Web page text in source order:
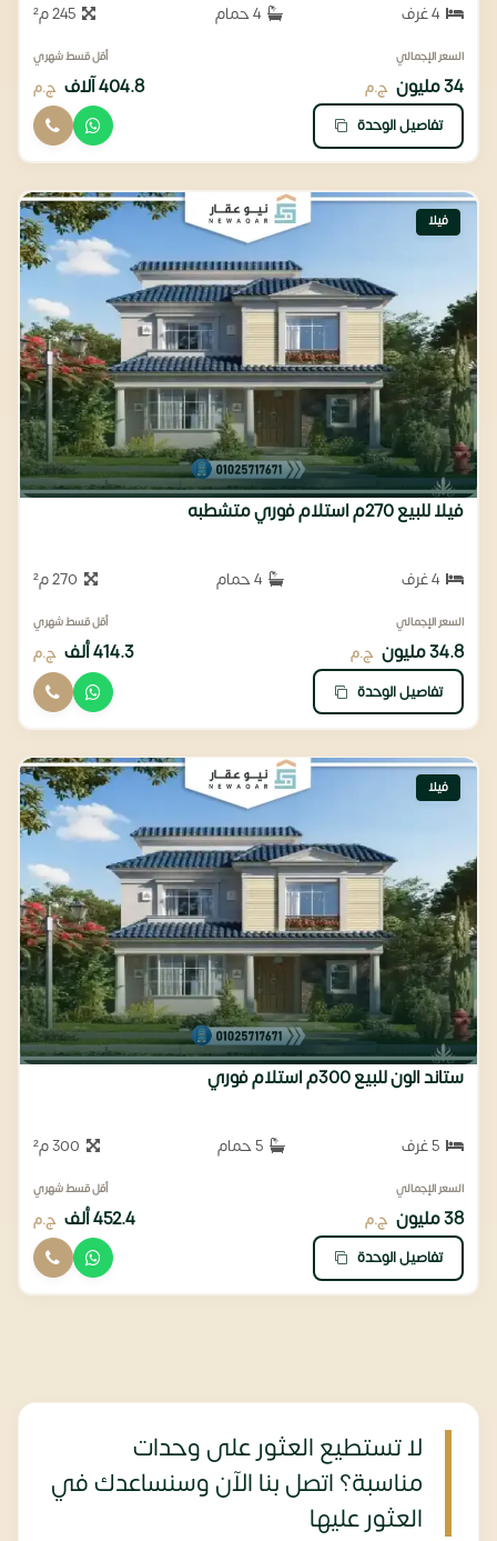
4 حمام 245 م²
السعر الإجمالي
34 مليون ج.م
أقل قسط شهري
404.8 آلاف ج.م
تفاصيل الوحدة
فيلا
فيلا للبيع 270م استلام فوري متشطبه
4 حمام
السعر الإجمالي
34.8 مليون ج.م
أقل قسط شهري
414.3 ألف ج.م
تفاصيل الوحدة
فيلا
ستاند الون للبيع 300م استلام فوري
5 حمام
السعر الإجمالي
38 مليون ج.م
أقل قسط شهري
452.4 ألف ج.م
تفاصيل الوحدة
لا تستطيع العثور على وحدات
مناسبة؟ اتصل بنا الآن وسنساعدك في
العثور عليها